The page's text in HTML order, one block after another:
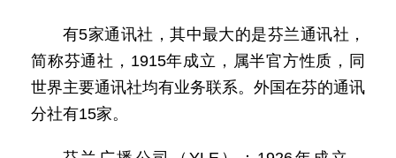
有5家通讯社，其中最大的是芬兰通讯社，
简称芬通社，1915年成立，属半官方性质，同
世界主要通讯社均有业务联系。外国在芬的通讯
分社有15家。